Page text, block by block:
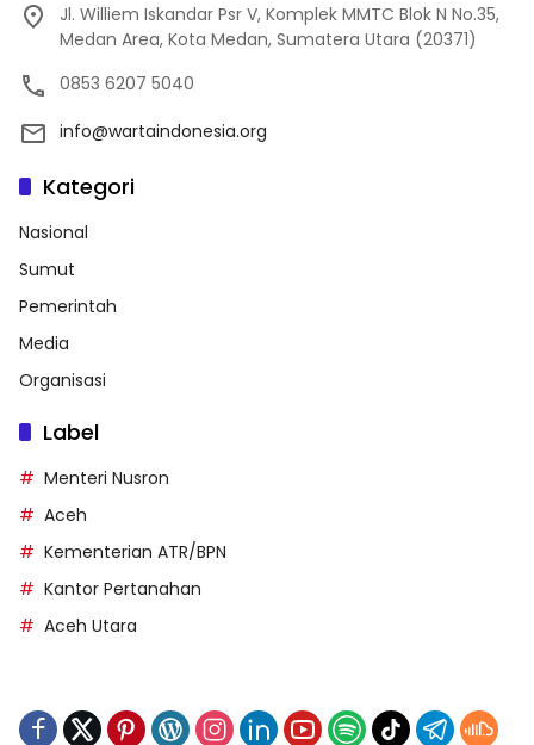
Jl. Williem Iskandar Psr V, Komplek MMTC Blok N No.35,
Medan Area, Kota Medan, Sumatera Utara (20371)
0853 6207 5040
info@wartaindonesia.org
Kategori
Nasional
Sumut
Pemerintah
Media
Organisasi
Label
Menteri Nusron
Aceh
Kementerian ATR/BPN
Kantor Pertanahan
Aceh Utara